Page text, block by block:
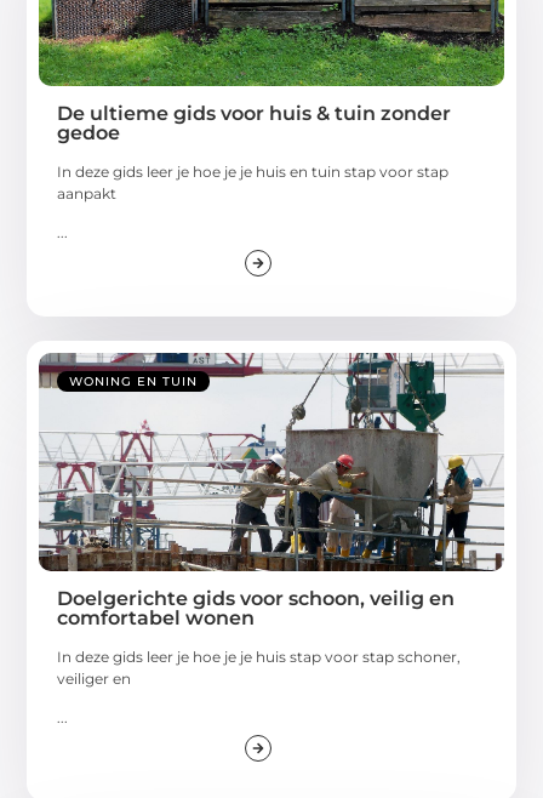
De ultieme gids voor huis & tuin zonder
gedoe
In deze gids leer je hoe je je huis en tuin stap voor stap
aanpakt
...
WONING EN TUIN
Doelgerichte gids voor schoon, veilig en
comfortabel wonen
In deze gids leer je hoe je je huis stap voor stap schoner,
veiliger en
...